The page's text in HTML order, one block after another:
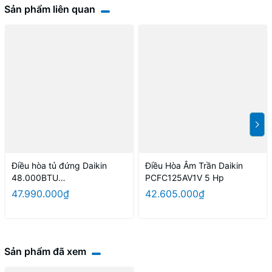
Sản phẩm liên quan
Điều hòa tủ đứng Daikin
48.000BTU
FVC140AV1V/RC140AGY1V 3
47.990.000₫
Điều Hòa Âm Trần Daikin
PCFC125AV1V 5 Hp
42.605.000₫
Sản phẩm đã xem